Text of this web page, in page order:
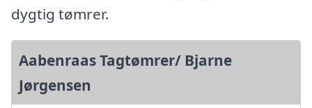
dygtig tømrer.
Aabenraas Tagtømrer/ Bjarne
Jørgensen